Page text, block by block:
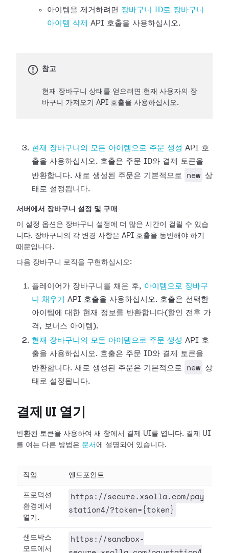
아이템을 제거하려면 장바구니 ID로 장바구니
아이템 삭제
API 호출을 사용하십시오.
참고
현재 장바구니 상태를 얻으려면 현재 사용자의 장
바구니 가져오기 API 호출을 사용하십시오.
현재 장바구니의 모든 아이템으로 주문 생성 API 호
출을 사용하십시오. 호출은 주문 ID와 결제 토큰을
반환합니다. 새로 생성된 주문은 기본적으로
new 상
태로 설정됩니다.
서버에서 장바구니 설정 및 구매
이 설정 옵션은 장바구니 설정에 더 많은 시간이 걸릴 수 있습
니다. 장바구니의 각 변경 사항은 API 호출을 동반해야 하기
때문입니다.
다음 장바구니 로직을 구현하십시오:
플레이어가 장바구니를 채운 후, 아이템으로 장바구
니 채우기
API 호출을 사용하십시오. 호출은 선택한
아이템에 대한 현재 정보를 반환합니다(할인 전후 가
격, 보너스 아이템).
현재 장바구니의 모든 아이템으로 주문 생성 API 호
출을 사용하십시오. 호출은 주문 ID와 결제 토큰을
반환합니다. 새로 생성된 주문은 기본적으로
new 상
태로 설정됩니다.
결제 UI 열기
반환된 토큰을 사용하여 새 창에서 결제 UI를 엽니다. 결제 UI
를 여는 다른 방법은 문서 에 설명되어 있습니다.
작업 엔드포인트
프로덕션
환경에서
열기.
https://secure.xsolla.com/pay
station4/?token={token}
샌드박스
모드에서
https://sandbox-